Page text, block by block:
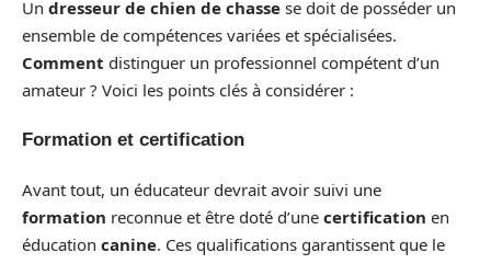
Un dresseur de chien de chasse se doit de posséder un
ensemble de compétences variées et spécialisées.
Comment distinguer un professionnel compétent d’un
amateur ? Voici les points clés à considérer :
Formation et certification
Avant tout, un éducateur devrait avoir suivi une
formation reconnue et être doté d’une certification en
éducation canine. Ces qualifications garantissent que le